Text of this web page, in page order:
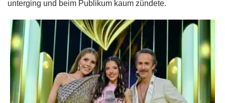
unterging und beim Publikum kaum zündete.